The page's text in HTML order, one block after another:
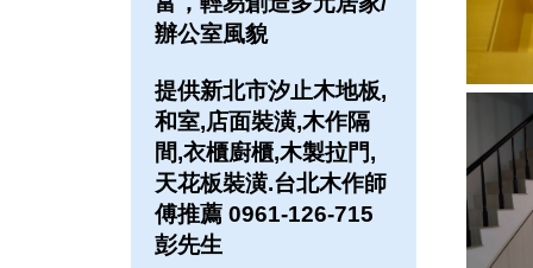
辦公室風貌
提供新北市汐止木地板,
和室,店面裝潢,木作隔
間,衣櫃廚櫃,木製拉門,
天花板裝潢.台北木作師
傅推薦 0961-126-715
彭先生